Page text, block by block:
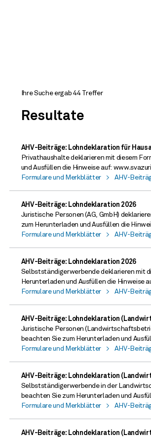
Ihre Suche ergab 44 Treffer
Resultate
AHV-Beiträge: Lohndeklaration für
Privathaushalte deklarieren mit diesem
und Ausfüllen die Hinweise auf:
Formulare und Merkblätter
> AHV-
AHV-Beiträge: Lohndeklaration 2026
Juristische Personen (AG, GmbH)
zum Herunterladen und Ausfüllen die
Formulare und Merkblätter
> AHV-
AHV-Beiträge: Lohndeklaration 2026
Selbstständigerwerbende deklarieren mit
Herunterladen und Ausfüllen die Hinweise
Formulare und Merkblätter
> AHV-
AHV-Beiträge: Lohndeklaration
Juristische Personen
beachten Sie zum Herunterladen und
Formulare und Merkblätter
> AHV-
AHV-Beiträge: Lohndeklaration
Selbstständigerwerbende in der
beachten Sie zum Herunterladen und
Formulare und Merkblätter
> AHV-
AHV-Beiträge: Lohndeklaration